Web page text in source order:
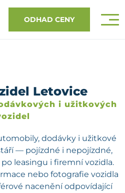
ODHAD CENY
Letovice
i užitkových
dodávky i užitkové
— pojízdné i nepojízdné,
leasingu i firemní vozidla.
nebo fotografie vozidla
nacenění odpovídající